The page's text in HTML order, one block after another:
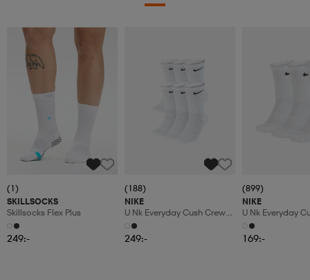
(1)
SKILLSOCKS
Skillsocks Flex Plus
249:-
(188)
NIKE
U Nk Everyday Cush Crew
6pr-Bd
249:-
(899)
NIKE
U Nk Everyday
3pr
169:-